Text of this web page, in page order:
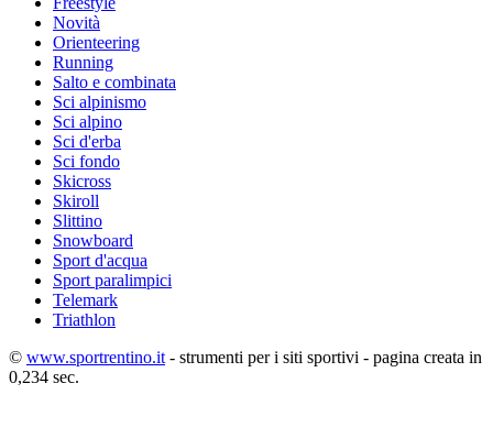
Novità
Orienteering
Running
Salto e combinata
Sci alpinismo
Sci alpino
Sci d'erba
Sci fondo
Skicross
Skiroll
Slittino
Snowboard
Sport d'acqua
Sport paralimpici
Telemark
Triathlon
© www.sportrentino.it - strumenti per i siti sportivi - pagina creata in
0,234 sec.